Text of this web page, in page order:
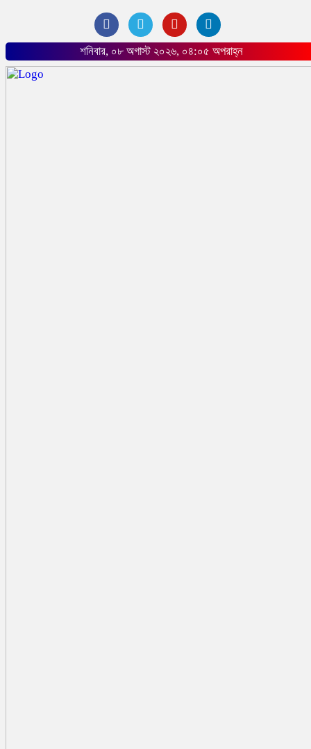
শনিবার, ০৮ অগাস্ট ২০২৬, ০৪:০৫ অপরাহ্ন